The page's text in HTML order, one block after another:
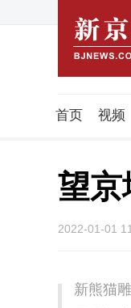
首页 视频
望京
2022-01-01
新熊猫